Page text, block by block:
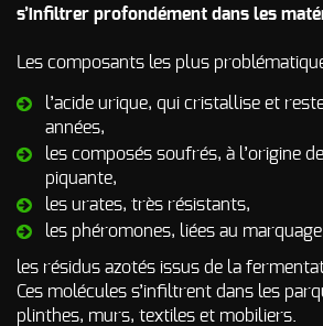
s’infiltrer profondément dans les
Les composants les plus
l’acide urique, qui cristallise et
années,
les composés soufrés, à l’origine
piquante,
les urates, très résistants,
les phéromones, liées au
les résidus azotés issus de la
Ces molécules s’infiltrent dans les
plinthes, murs, textiles et mobiliers.